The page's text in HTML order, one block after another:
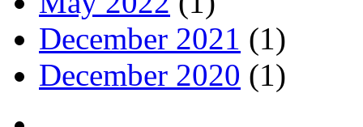
December 2021 (1)
December 2020 (1)